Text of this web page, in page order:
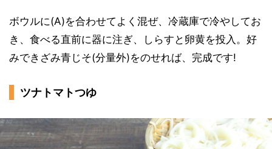
ボウルに(A)を合わせてよく混ぜ、冷蔵庫で冷やしてお
き、食べる直前に器に注ぎ、しらすと卵黄を投入。好
みできざみ青じそ(分量外)をのせれば、完成です!
ツナトマトつゆ